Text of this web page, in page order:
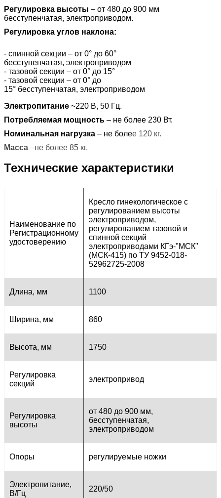
Регулировка высоты – от 480 до 900 мм
бесступенчатая, электроприводом.
Регулировка углов наклона:
- спинной секции – от 0° до 60°
бесступенчатая, электроприводом
- тазовой секции – от 0° до 15°
- тазовой секции – от 0° до
15° бесступенчатая, электроприводом
Электропитание ~220 В, 50 Гц.
Потребляемая мощность – не более 230 Вт.
Номинальная нагрузка – не более 120 кг.
Масса –не более 85 кг.
Технические характеристики
Наименование по
Регистрационному
удостоверению
Кресло гинекологическое с
регулированием высоты
электроприводом,
регулированием тазовой и
спинной секций
электроприводами КГэ-"МСК"
(МСК-415) по ТУ 9452-018-
52962725-2008
Длина, мм 1100
Ширина, мм 860
Высота, мм 1750
Регулировка
секций
электропривод
Регулировка
высоты
от 480 до 900 мм,
бесступенчатая,
электроприводом
Опоры регулируемые ножки
Электропитание,
В/Гц
220/50